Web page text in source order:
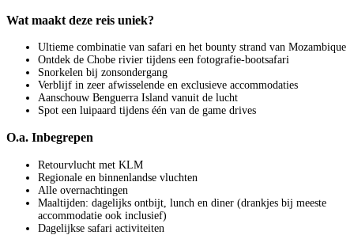
Wat maakt deze reis uniek?
Ultieme combinatie van safari en het bounty strand van Mozambique
Ontdek de Chobe rivier tijdens een fotografie-bootsafari
Snorkelen bij zonsondergang
Verblijf in zeer afwisselende en exclusieve accommodaties
Aanschouw Benguerra Island vanuit de lucht
Spot een luipaard tijdens één van de game drives
O.a. Inbegrepen
Retourvlucht met KLM
Regionale en binnenlandse vluchten
Alle overnachtingen
Maaltijden: dagelijks ontbijt, lunch en diner (drankjes bij meeste
accommodatie ook inclusief)
Dagelijkse safari activiteiten